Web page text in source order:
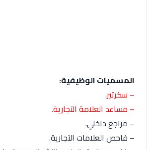
المسميات الوظيفية:
– سكرتير.
– مساعد العلامة التجارية.
– مراجع داخلي.
– فاحص العلامات التجارية.